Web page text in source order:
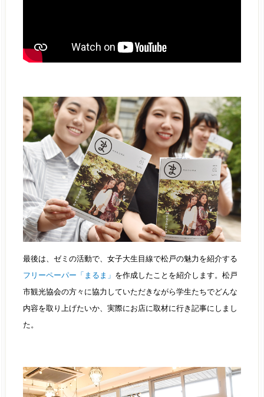
最後は、ゼミの活動で、女子大生目線で松戸の魅力を紹介する
フリーペーパー「まるま」 を作成したことを紹介します。松戸
市観光協会の方々に協力していただきながら学生たちでどんな
内容を取り上げたいか、実際にお店に取材に行き記事にしまし
た。